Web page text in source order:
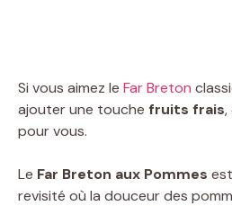
Si vous aimez le Far Breton
ajouter une touche fruits frais
pour vous.
Le Far Breton aux Pommes
revisité où la douceur des